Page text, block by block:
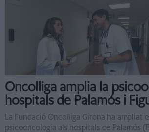
Oncolliga amplia la
hospitals de Palamós i
La Fundació Oncolliga Girona ha ampliat
psicooncologia als hospitals de Palamós